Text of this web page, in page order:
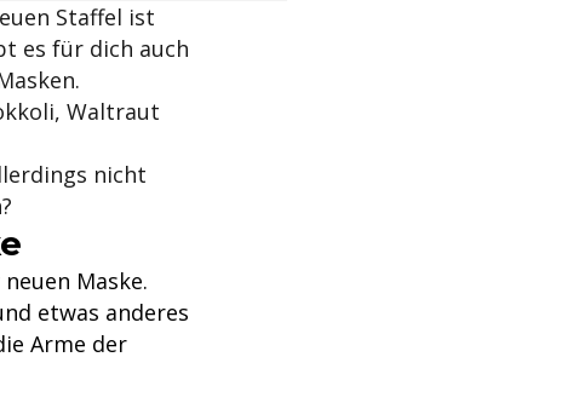
Staffel ist
es für dich auch
Waltraut
nicht
Maske.
etwas anderes
Arme der